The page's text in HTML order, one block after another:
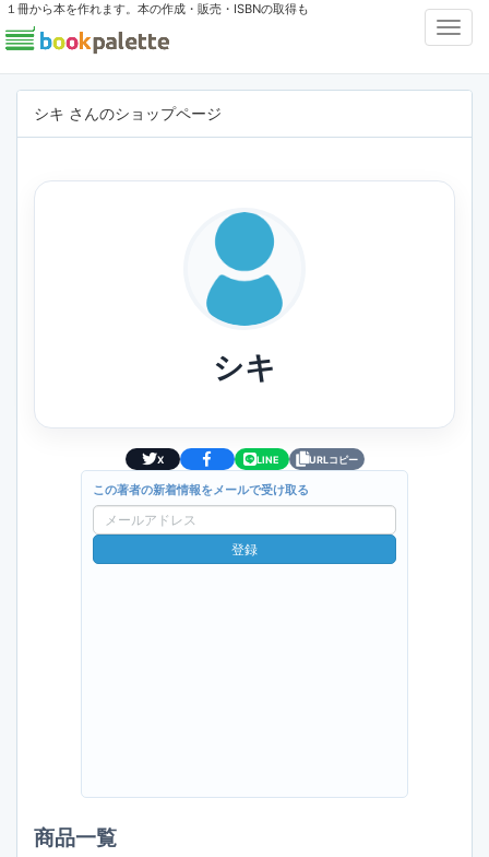
１冊から本を作れます。本の作成・販売・ISBNの取得も
シキ さんのショップページ
シキ
X LINE URLコピー
この著者の新着情報をメールで受け取る
ー
ル
登録
商品一覧